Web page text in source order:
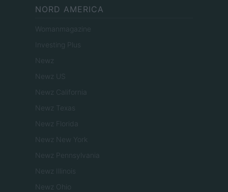
NORD AMERICA
Womanmagazine
Investing Plus
Newz
Newz US
Newz California
Newz Texas
Newz Florida
Newz New York
Newz Pennsylvania
Newz Illinois
Newz Ohio